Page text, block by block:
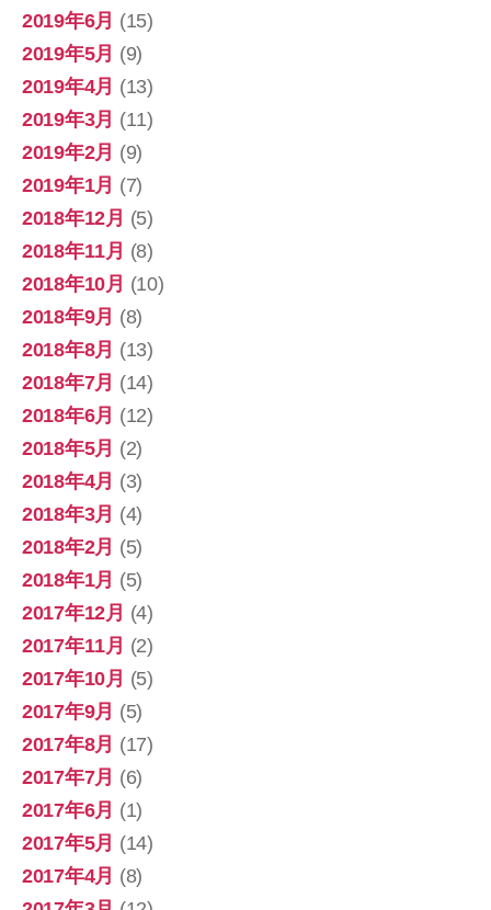
2019年6月 (15)
2019年5月 (9)
2019年4月 (13)
2019年3月 (11)
2019年2月 (9)
2019年1月 (7)
2018年12月 (5)
2018年11月 (8)
2018年10月 (10)
2018年9月 (8)
2018年8月 (13)
2018年7月 (14)
2018年6月 (12)
2018年5月 (2)
2018年4月 (3)
2018年3月 (4)
2018年2月 (5)
2018年1月 (5)
2017年12月 (4)
2017年11月 (2)
2017年10月 (5)
2017年9月 (5)
2017年8月 (17)
2017年7月 (6)
2017年6月 (1)
2017年5月 (14)
2017年4月 (8)